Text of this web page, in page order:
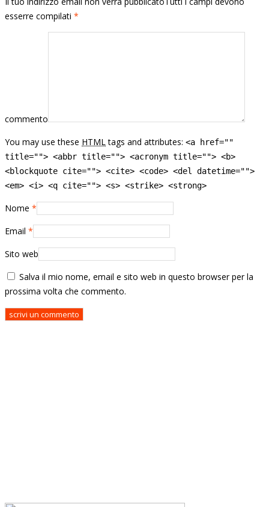
esserre compilati *
commento
You may use these HTML tags and attributes: <a href=""
title=""> <abbr title=""> <acronym title=""> <b>
<blockquote cite=""> <cite> <code> <del datetime="">
<em> <i> <q cite=""> <s> <strike> <strong>
Nome *
Email *
Sito web
Salva il mio nome, email e sito web in questo browser per la
prossima volta che commento.